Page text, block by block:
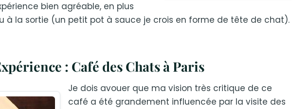
bien agréable, en plus
à la sortie (un petit pot à sauce je crois en forme de tête de chat).
: Café des Chats à Paris
Je dois avouer que ma vision très critique de ce
café a été grandement influencée par la visite des